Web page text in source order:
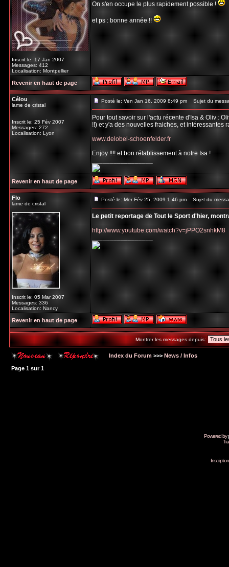
Inscrit le: 17 Jan 2007
Messages: 412
Localisation: Montpellier
On s'en occupe le plus rapidement possible !
et ps : bonne année !!
Revenir en haut de page
Célou
lame de cristal
Inscrit le: 25 Fév 2007
Messages: 272
Localisation: Lyon
Posté le: Ven Jan 16, 2009 8:49 pm Sujet du
Pour tout savoir sur l'actu récente d'Isa & Oliv :
!!) et y'a des nouvelles fraiches, et intéressantes
www.delobel-schoenfelder.fr
Enjoy !!!! et bon rétablissement à notre Isa !
_________________
Revenir en haut de page
Flo
lame de cristal
Inscrit le: 05 Mar 2007
Messages: 336
Localisation: Nancy
Posté le: Mer Fév 25, 2009 1:46 pm Sujet du
Le petit reportage de Tout le Sport d'hier,
http://www.youtube.com/watch?v=jPPO2snhkM8
_________________
Revenir en haut de page
Montrer les messages depuis:
Index du Forum >>> News / Infos
Page 1 sur1
Powered by